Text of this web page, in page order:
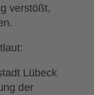
verstößt,
Lübeck
der